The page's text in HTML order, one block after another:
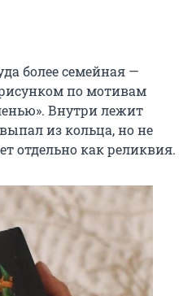
более семейная —
по мотивам
Внутри лежит
из кольца, но не
отдельно как реликвия.